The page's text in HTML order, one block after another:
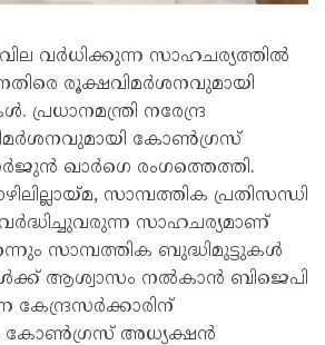
വർധിക്കുന്ന സാഹചര്യത്തിൽ
രൂക്ഷവിമർശനവുമായി
പ്രധാനമന്ത്രി നരേന്ദ്ര
കോൺ​ഗ്രസ്
ഖാർഗെ രം​ഗത്തെത്തി.
സാമ്പത്തിക പ്രതിസന്ധി
സാഹചര്യമാണ്
സാമ്പത്തിക ബുദ്ധിമുട്ടുകൾ
ആശ്വാസം നൽകാൻ ബിജെപി
കോൺഗ്രസ് അധ്യക്ഷൻ